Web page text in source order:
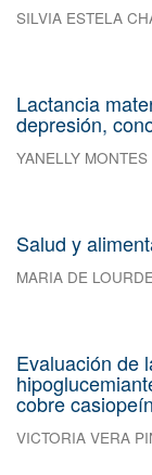
SILVIA ESTELA
Lactancia
depresión,
YANELLY
Salud y
MARIA DE
Evaluación de
cobre
VICTORIA VERA